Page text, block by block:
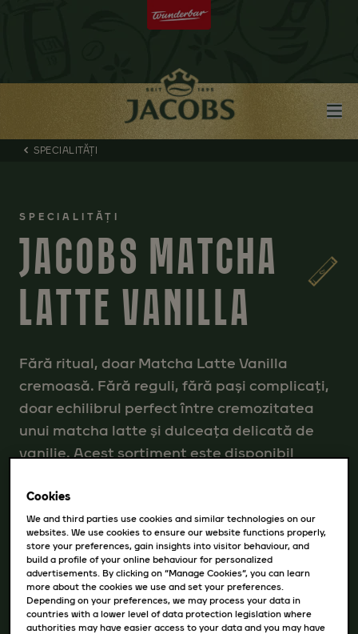
SPECIALITĂȚI
SPECIALITĂȚI
JACOBS MATCHA
LATTE VANILLA
Fără ritual, doar Matcha Latte Vanilla
cremoasă. Fără reguli, fără pași complicați,
doar echilibrul perfect între cremozitatea
unui matcha latte și dulceața delicată de
vanilie. Acest sortiment este disponibil
cât și rece.
Pasul 1: Fără ritual, trebuie doar să adaugi
150 ml de apă caldă sau rece. Asta e tot!
Dulce și cremoasă, garantat.
Cookies
We and third parties use cookies and similar technologies on our
websites. We use cookies to ensure our website functions properly,
store your preferences, gain insights into visitor behaviour, and
build a profile of your online behaviour for personalized
advertisements. By clicking on “Manage Cookies”, you can learn
more about the cookies we use and set your preferences.
Depending on your preferences, we may process your data in
countries with a lower level of data protection legislation where
authorities may have easier access to your data and you may have